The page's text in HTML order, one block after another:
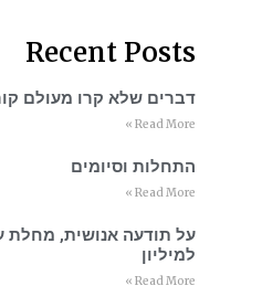
Recent Posts
דברים שלא קרו מעולם
Read More »
התחלות וסיומים
Read More »
על תודעה אנושית, מחלת
למיליון
Read More »